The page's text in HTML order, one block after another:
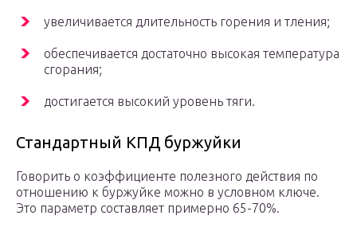
увеличивается длительность горения и тления;
обеспечивается достаточно высокая температура
сгорания;
достигается высокий уровень тяги.
Стандартный КПД буржуйки
Говорить о коэффициенте полезного действия по
отношению к буржуйке можно в условном ключе.
Это параметр составляет примерно 65-70%.